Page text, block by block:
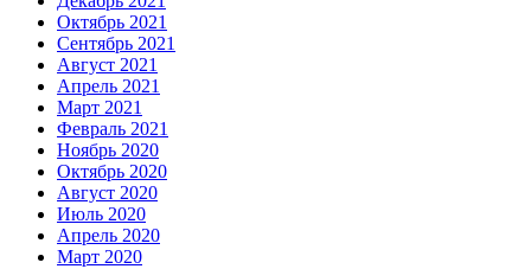
Октябрь 2021
Сентябрь 2021
Август 2021
Апрель 2021
Март 2021
Февраль 2021
Ноябрь 2020
Октябрь 2020
Август 2020
Июль 2020
Апрель 2020
Март 2020